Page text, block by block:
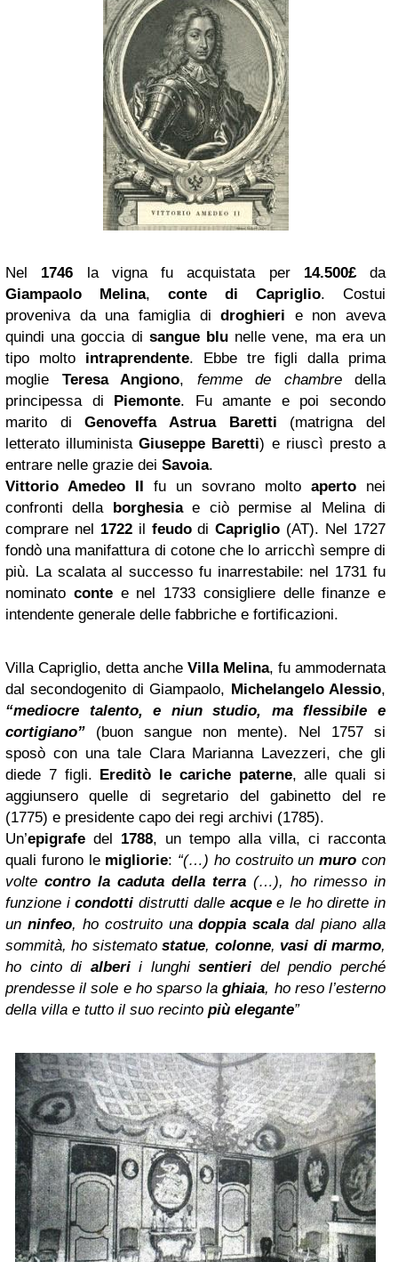
Nel 1746 la vigna fu acquistata per 14.500£da
Giampaolo Melina, conte di Capriglio. Costui
proveniva da una famiglia di droghieri e non aveva
quindi una goccia di sangue blu nelle vene, ma era un
tipo molto intraprendente. Ebbe tre figli dalla prima
moglie Teresa Angiono, femme de chambredella
principessa di Piemonte. Fu amante e poi secondo
marito diGenoveffa Astrua Baretti (matrigna del
letterato illuministaGiuseppe Baretti) e riuscì presto a
entrare nelle grazie dei Savoia.
Vittorio Amedeo II fu un sovrano molto aperto nei
confronti della borghesiae ciò permise al Melina di
comprare nel 1722il feudodiCapriglio (AT). Nel 1727
fondò una manifattura di cotone che lo arricchì sempre di
più. La scalata al successo fu inarrestabile: nel 1731 fu
nominato contee nel 1733 consigliere delle finanze e
intendente generale delle fabbriche e fortificazioni.
Villa Capriglio, detta anche Villa Melina, fu ammodernata
dal secondogenito di Giampaolo, MichelangeloAlessio,
“mediocre talento, e niun studio, ma flessibile e
cortigiano” (buon sangue non mente). Nel 1757 si
sposò con una tale Clara Marianna Lavezzeri, che gli
diede 7 figli. Ereditò le cariche paterne, alle quali si
aggiunsero quelle di segretario del gabinetto del re
(1775) e presidente capo dei regi archivi (1785).
Un’epigrafe del 1788, un tempo alla villa, ci racconta
quali furono le migliorie: “(…) ho costruito unmuro con
volte contro la caduta della terra (…), ho rimesso in
funzione icondotti distrutti dalle acquee le ho dirette in
un ninfeo, ho costruito unadoppia scala dal piano alla
sommità, ho sistematostatue, colonne, vasi di marmo,
ho cinto di alberii lunghisentieri del pendio perché
prendesse il sole e ho sparso laghiaia, ho reso l’esterno
della villa e tutto il suo recinto più elegante”